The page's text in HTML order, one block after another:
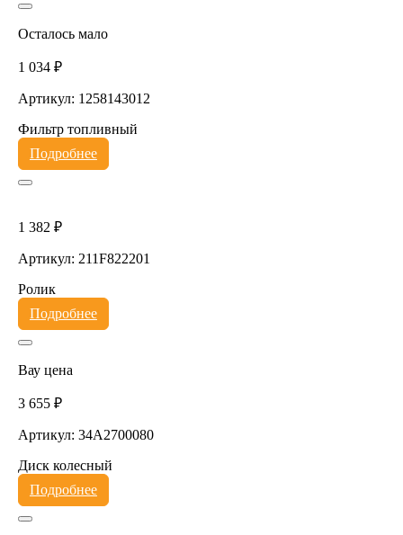
Осталось мало
1 034 ₽
Артикул: 1258143012
Фильтр топливный
Подробнее
1 382 ₽
Артикул: 211F822201
Ролик
Подробнее
Вау цена
3 655 ₽
Артикул: 34A2700080
Диск колесный
Подробнее